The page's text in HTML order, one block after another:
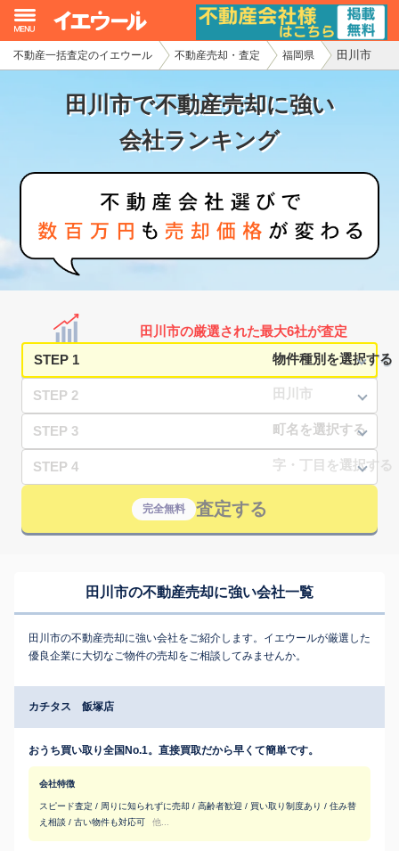
不動産一括査定のイエウール 不動産売却・査定 福岡県 田川市
田川市で不動産売却に強い
会社ランキング
田川市の厳選された最大6社が査定
STEP 1
STEP 2
STEP 3
STEP 4
完全無料 査定する
田川市の不動産売却に強い会社一覧
田川市の不動産売却に強い会社をご紹介します。イエウールが厳選した
優良企業に大切なご物件の売却をご相談してみませんか。
カチタス 飯塚店
おうち買い取り全国No.1。直接買取だから早くて簡単です。
会社特徴
スピード査定 / 周りに知られずに売却 / 高齢者歓迎 / 買い取り制度あり / 住み替
え相談 / 古い物件も対応可
他...
イエウール加盟希望の不動産会社様
初めての方へ
不動産の売却・一括査定
家査定シミュレーター
お問い合わせ